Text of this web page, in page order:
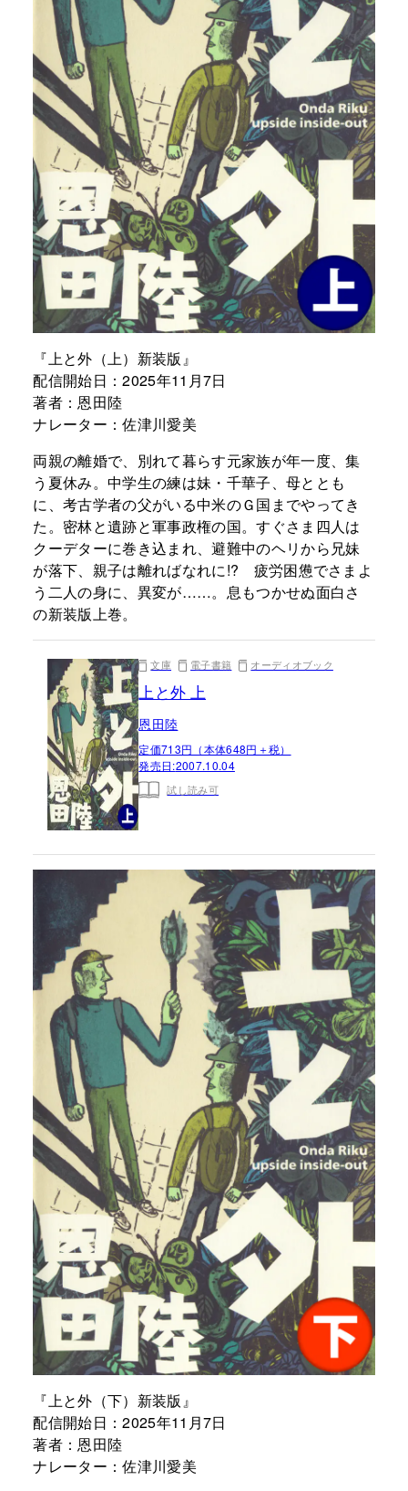
『上と外（上）新装版』
配信開始日：2025年11月7日
著者：恩田陸
ナレーター：佐津川愛美
両親の離婚で、別れて暮らす元家族が年一度、集
う夏休み。中学生の練は妹・千華子、母ととも
に、考古学者の父がいる中米のＧ国までやってき
た。密林と遺跡と軍事政権の国。すぐさま四人は
クーデターに巻き込まれ、避難中のヘリから兄妹
が落下、親子は離ればなれに!? 疲労困憊でさまよ
う二人の身に、異変が……。息もつかせぬ面白さ
の新装版上巻。
文庫 電子書籍 オーディオブック
上と外 上
恩田陸
定価713円（本体648円＋税）
発売日:2007.10.04
試し読み可
『上と外（下）新装版』
配信開始日：2025年11月7日
著者：恩田陸
ナレーター：佐津川愛美